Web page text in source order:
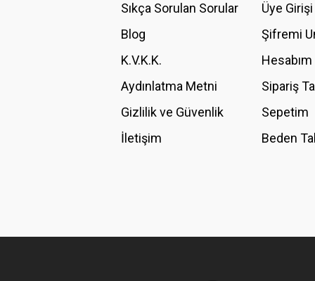
Ürün fiyatı diğer sitelerden daha pahalı.
Bu ürüne benzer farklı alternatifler olmalı.
Sıkça Sorulan Sorular
Blog
K.V.K.K.
Aydınlatma Metni
Gizlilik ve Güvenlik
İletişim
Üye Girişi
Şifremi
Hesabım
Sipariş
Sepetim
Beden